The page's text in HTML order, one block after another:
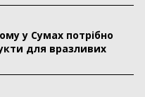
у Сумах потрібно
для вразливих